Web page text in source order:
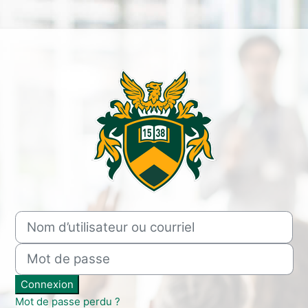
Connexion à Debreceni
Nom d’utilisateur ou courriel
Mot de passe
Connexion
Mot de passe perdu ?